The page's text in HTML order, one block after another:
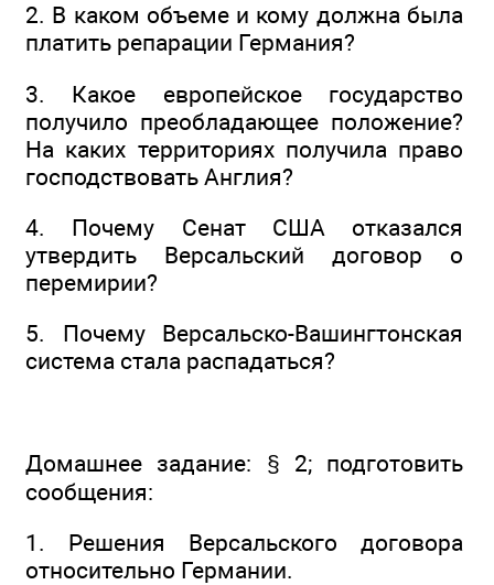
2. В каком объеме и кому должна была
платить репарации Германия?
3. Какое европейское государство
получило преобладающее положение?
На каких территориях получила право
господствовать Англия?
4. Почему Сенат США отказался
утвердить Версальский договор о
перемирии?
5. Почему Версальско-Вашингтонская
система стала распадаться?
Домашнее задание: § 2; подготовить
сообщения:
1. Решения Версальского договора
относительно Германии.